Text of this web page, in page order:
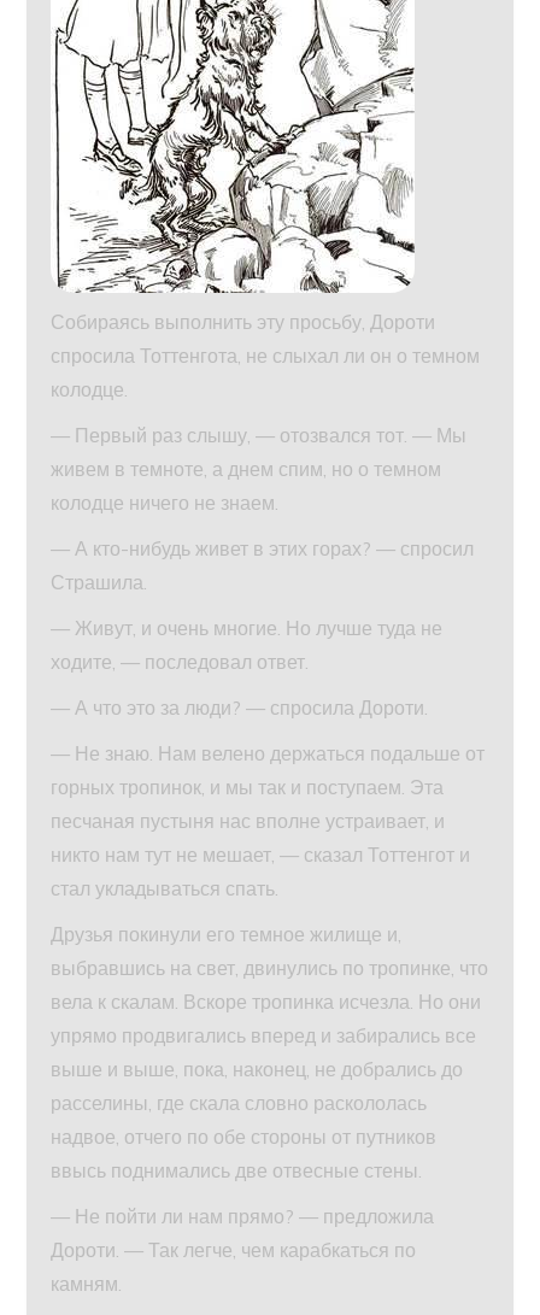
Собираясь выполнить эту просьбу, Дороти
спросила Тоттенгота, не слыхал ли он о темном
колодце.
— Первый раз слышу, — отозвался тот. — Мы
живем в темноте, а днем спим, но о темном
колодце ничего не знаем.
— А кто-нибудь живет в этих горах? — спросил
Страшила.
— Живут, и очень многие. Но лучше туда не
ходите, — последовал ответ.
— А что это за люди? — спросила Дороти.
— Не знаю. Нам велено держаться подальше от
горных тропинок, и мы так и поступаем. Эта
песчаная пустыня нас вполне устраивает, и
никто нам тут не мешает, — сказал Тоттенгот и
стал укладываться спать.
Друзья покинули его темное жилище и,
выбравшись на свет, двинулись по тропинке, что
вела к скалам. Вскоре тропинка исчезла. Но они
упрямо продвигались вперед и забирались все
выше и выше, пока, наконец, не добрались до
расселины, где скала словно раскололась
надвое, отчего по обе стороны от путников
ввысь поднимались две отвесные стены.
— Не пойти ли нам прямо? — предложила
Дороти. — Так легче, чем карабкаться по
камням.